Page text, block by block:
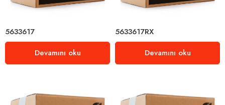
5633617
Devamını oku
5633617RX
Devamını oku